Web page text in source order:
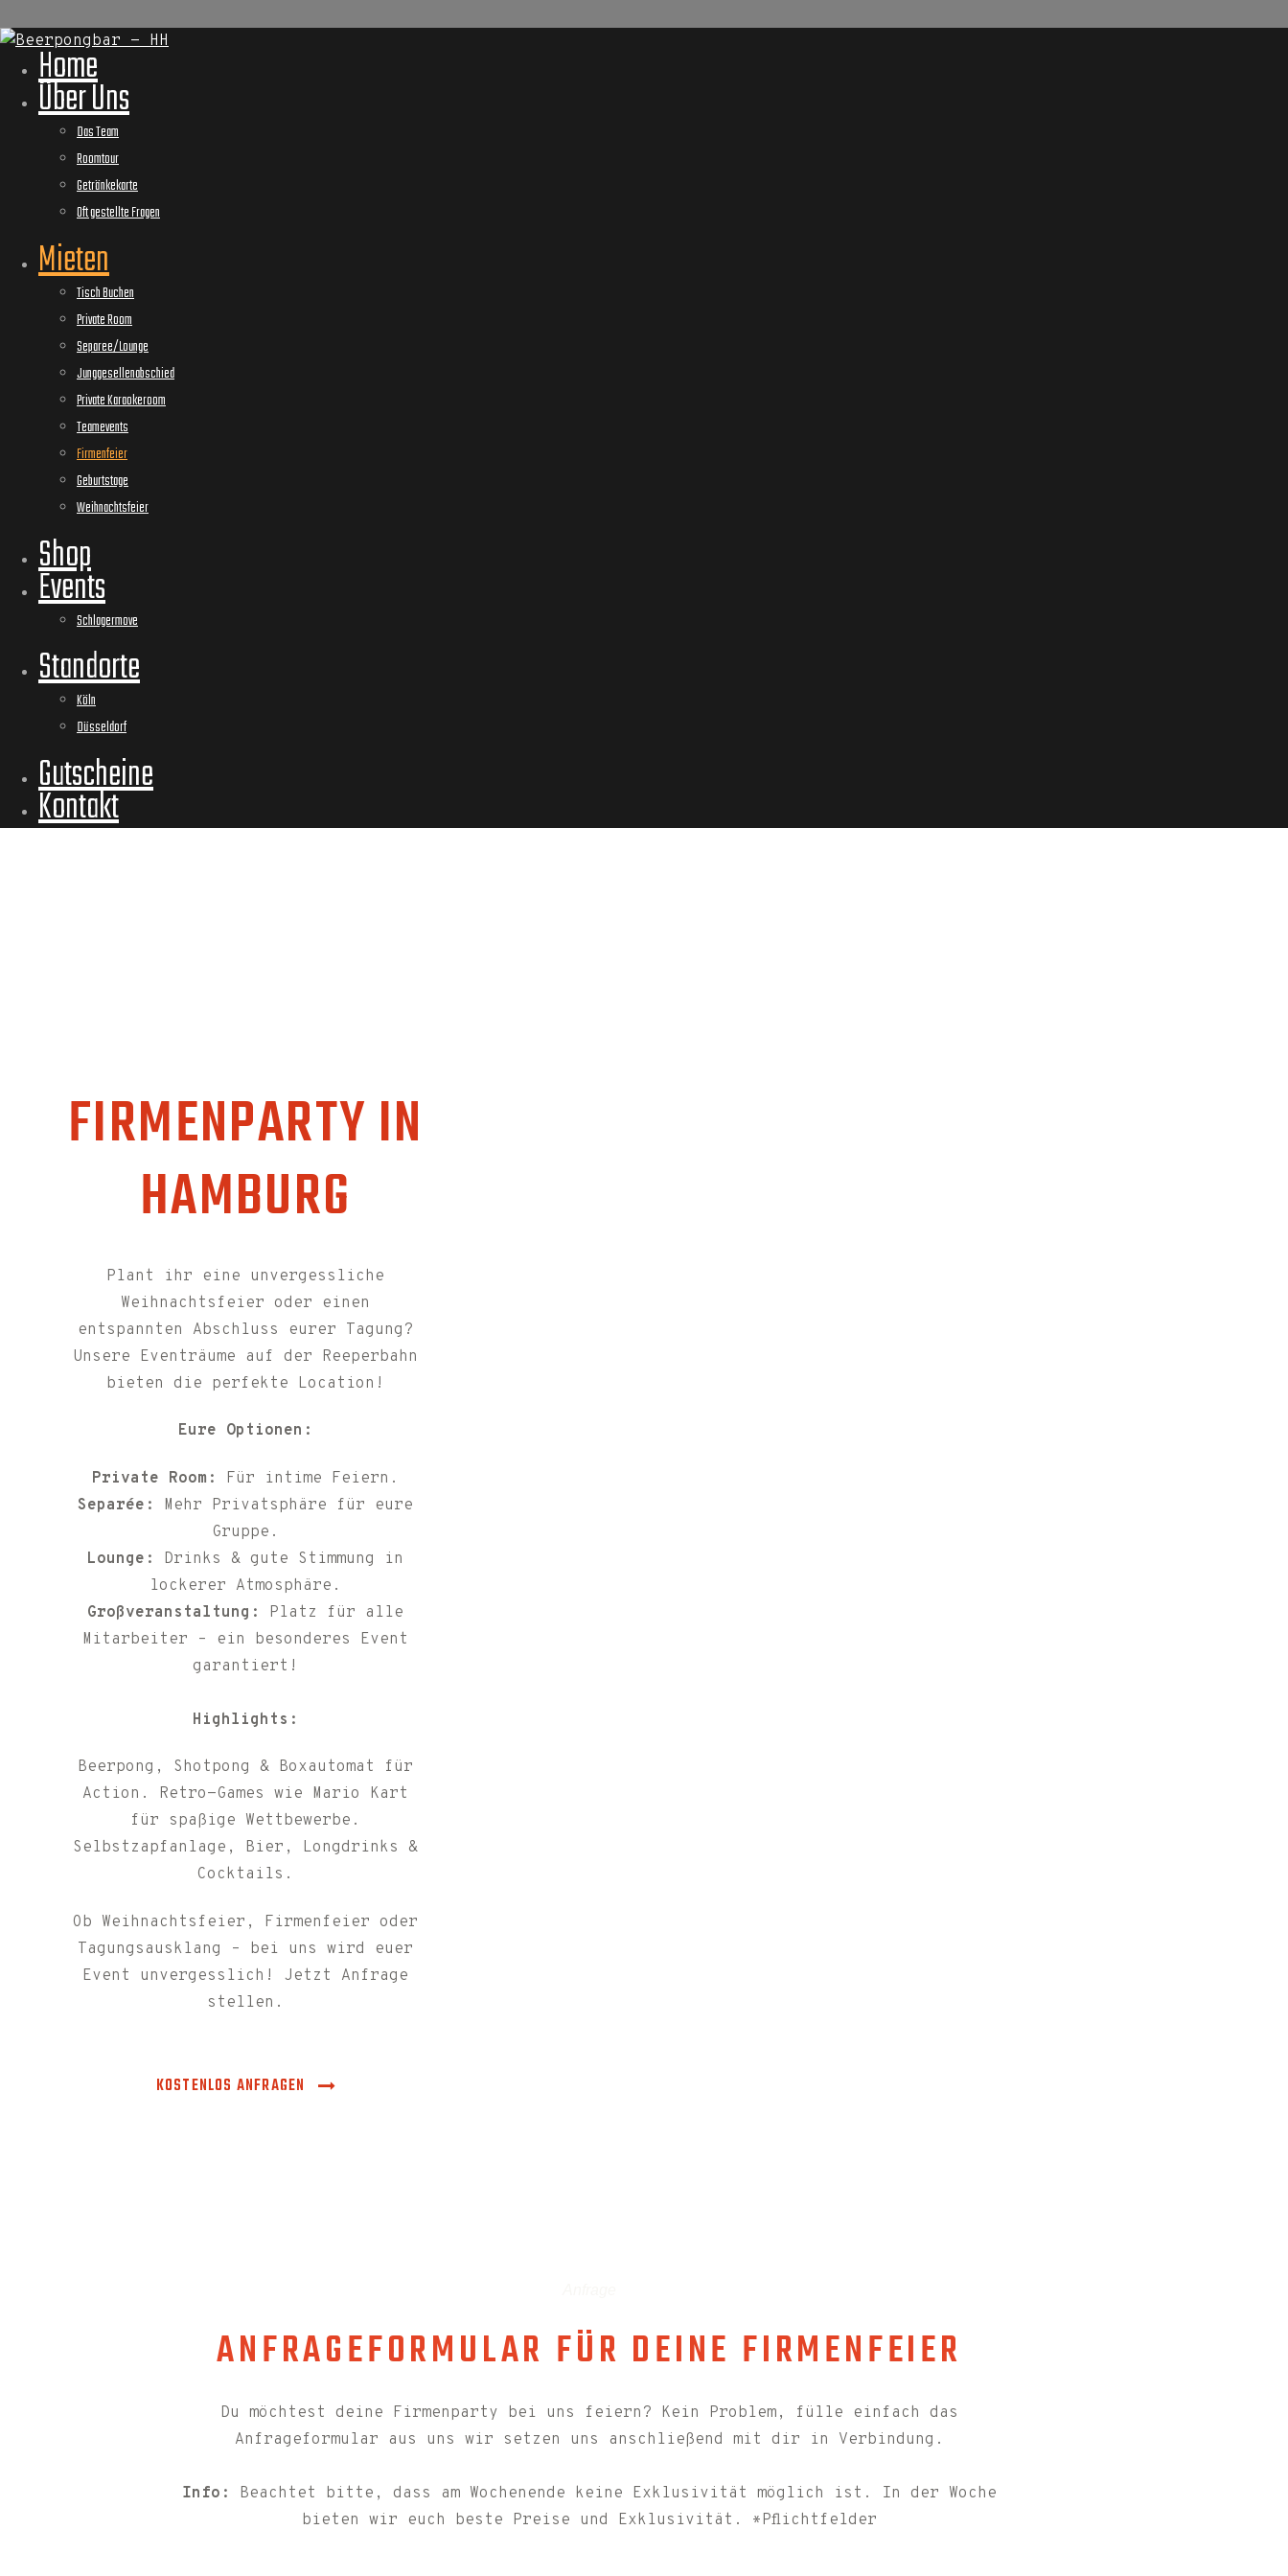
Home
Über Uns
Das Team
Roomtour
Getränkekarte
Oft gestellte Fragen
Mieten
Tisch Buchen
Private Room
Separee/Lounge
Junggesellenabschied
Private Karaokeroom
Teamevents
Firmenfeier
Geburtstage
Weihnachtsfeier
Shop
Events
Schlagermove
Standorte
Köln
Düsseldorf
Gutscheine
Kontakt
FIRMENPARTY IN
HAMBURG
Plant ihr eine unvergessliche
Weihnachtsfeier oder einen
entspannten Abschluss eurer Tagung?
Unsere Eventräume auf der Reeperbahn
bieten die perfekte Location!
Eure Optionen:
Private Room: Für intime Feiern.
Separée: Mehr Privatsphäre für eure
Gruppe.
Lounge:
Drinks & gute Stimmung in
lockerer Atmosphäre.
Großveranstaltung: Platz für alle
Mitarbeiter – ein besonderes Event
garantiert!
Highlights:
Beerpong, Shotpong & Boxautomat für
Action. Retro-Games wie Mario Kart
für spaßige Wettbewerbe.
Selbstzapfanlage, Bier, Longdrinks &
Cocktails.
Ob Weihnachtsfeier, Firmenfeier oder
Tagungsausklang – bei uns wird euer
Event unvergesslich! Jetzt Anfrage
stellen.
KOSTENLOS ANFRAGEN
ANFRAGEFORMULAR FÜR DEINE FIRMENFEIER
Du möchtest deine Firmenparty bei uns feiern? Kein Problem, fülle einfach das
Anfrageformular aus uns wir setzen uns anschließend mit dir in Verbindung.
Info:
Beachtet bitte, dass am Wochenende keine Exklusivität möglich ist. In der Woche
bieten wir euch beste Preise und Exklusivität. *Pflichtfelder